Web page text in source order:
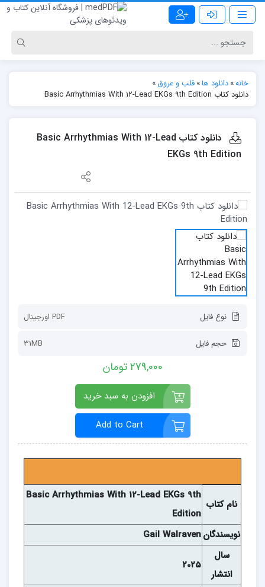
خانه»دانلود ها»قلب و عروق»
دانلود کتاب Basic Arrhythmias With 12-Lead EKGs 9th Edition
دانلود کتاب Basic Arrhythmias With 12-Lead
EKGs 9th Edition
نوع فایل PDF اورجينال
حجم فایل 31MB
279,000 تومان
افزودن به سبد خرید
Add to Cart
نام کتاب
Basic Arrhythmias With 12-Lead EKGs 9th
Edition
نويسندگانGail Walraven
سال
انتشار
2025